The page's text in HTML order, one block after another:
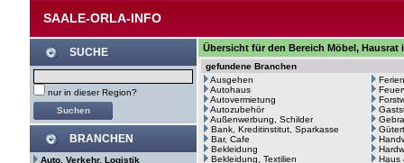
SAALE-ORLA-INFO
SUCHE
nur in dieser Region?
BRANCHEN
Auto, Verkehr, Logistik
Übersicht für den Bereich Möbel, Hausrat
gefundene Branchen
Ausgehen
Autohaus
Autovermietung
Autozubehör
Außenwerbung, Schilder
Bank, Kreditinstitut, Sparkasse
Bar, Cafe
Bekleidung
Bekleidung, Textilien
Haus